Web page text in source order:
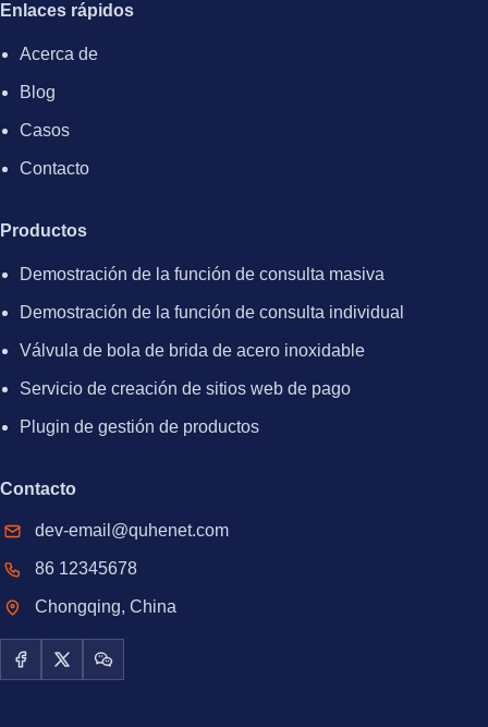
Enlaces rápidos
Acerca de
Blog
Casos
Contacto
Productos
Demostración de la función de consulta masiva
Demostración de la función de consulta individual
Válvula de bola de brida de acero inoxidable
Servicio de creación de sitios web de pago
Plugin de gestión de productos
Contacto
dev-email@quhenet.com
86 12345678
Chongqing, China
FacebookX / TwitterWeChat